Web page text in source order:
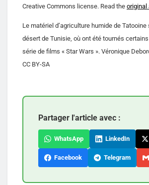
Creative Commons license. Read the original
Le matériel d’agriculture humide de
désert de Tunisie, où ont été tournés
série de films « Star Wars ». Véronique
CC BY-SA
Partager l'article avec :
WhatsApp LinkedIn
Facebook Telegram